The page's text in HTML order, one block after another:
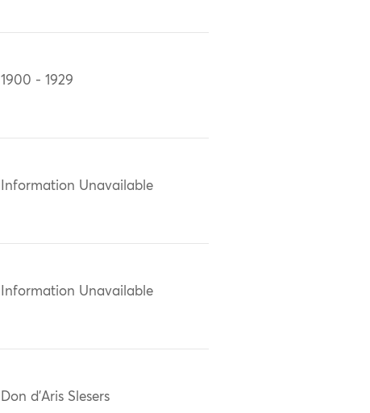
1900 - 1929
Information Unavailable
Information Unavailable
Don d'Aris Slesers